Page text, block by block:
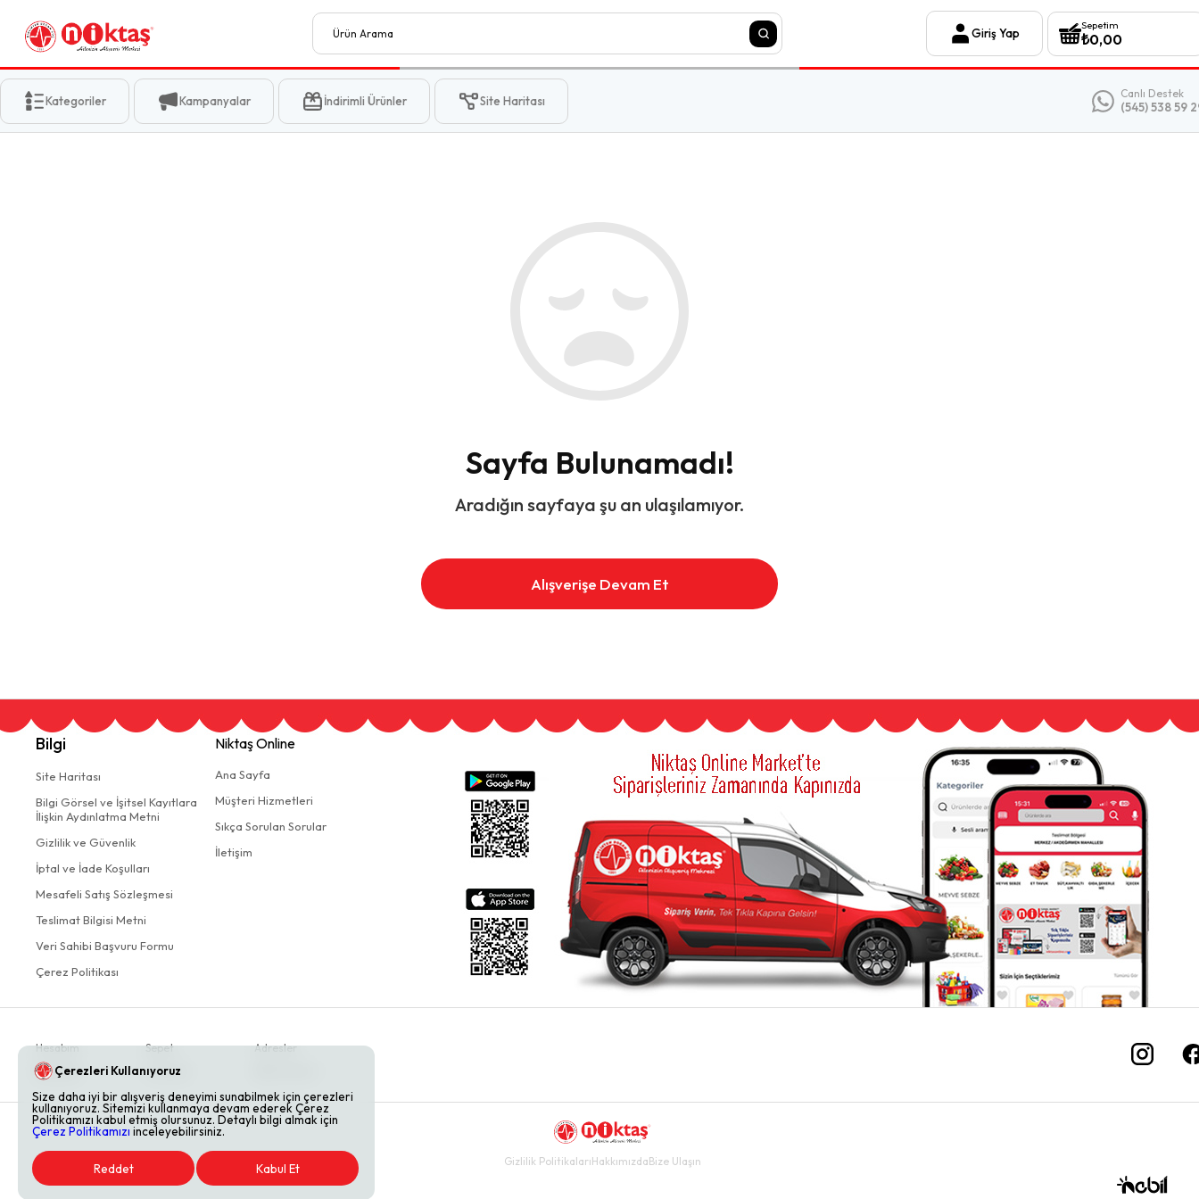
Giriş Yap
Sepetim
₺0,00
Kategoriler Kampanyalar İndirimli Ürünler Site Haritası Canlı Destek
(545) 538 59
Sayfa Bulunamadı!
Aradığın sayfaya şu an ulaşılamıyor.
Alışverişe Devam Et
Bilgi
Site Haritası
Bilgi Görsel ve İşitsel Kayıtlara
İlişkin Aydınlatma Metni
Gizlilik ve Güvenlik
İptal ve İade Koşulları
Mesafeli Satış Sözleşmesi
Teslimat Bilgisi Metni
Veri Sahibi Başvuru Formu
Çerez Politikası
Niktaş Online
Ana Sayfa
Müşteri Hizmetleri
Sıkça Sorulan Sorular
İletişim
Hesabım
Siparişler
Sepet
Favoriler
Adresler
Gizlilik PolitikalarıHakkımızdaBize Ulaşın
Çerezleri Kullanıyoruz
Size daha iyi bir alışveriş deneyimi sunabilmek için çerezleri
kullanıyoruz. Sitemizi kullanmaya devam ederek Çerez
Politikamızı kabul etmiş olursunuz. Detaylı bilgi almak için
Çerez Politikamızı inceleyebilirsiniz.
Reddet Kabul Et